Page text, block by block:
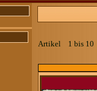
Artikel 1 bis